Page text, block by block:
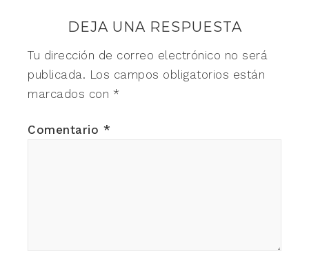
DEJA UNA RESPUESTA
Tu dirección de correo electrónico no será
publicada. Los campos obligatorios están
marcados con *
Comentario *